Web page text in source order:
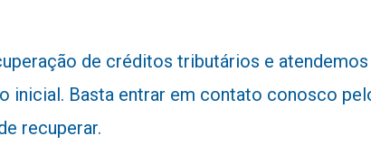
de créditos tributários e
Basta entrar em contato conosco
recuperar.